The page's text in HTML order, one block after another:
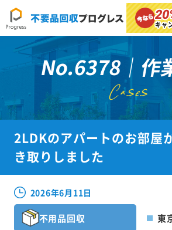
キャ
No.6378｜作
Cases
2LDKのアパートのお部屋
き取りしました
2026年6月11日
不用品回収 東